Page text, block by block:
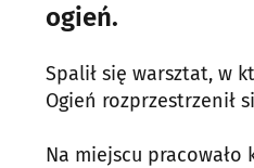
ogień.
Spalił się warsztat, w
Ogień rozprzestrzenił
Na miejscu